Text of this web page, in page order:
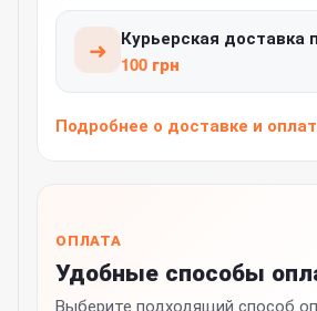
➜
Курьерская доставка
100 грн
Подробнее о доставке и
ОПЛАТА
Удобные способы
Выберите подходящий способ